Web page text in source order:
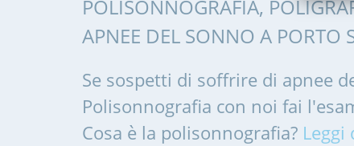
POLISONNOGRAFIA,
APNEE DEL SONNO A PORTO
Se sospetti di soffrire di apnee
Polisonnografia con noi fai
Cosa è la polisonnografia?